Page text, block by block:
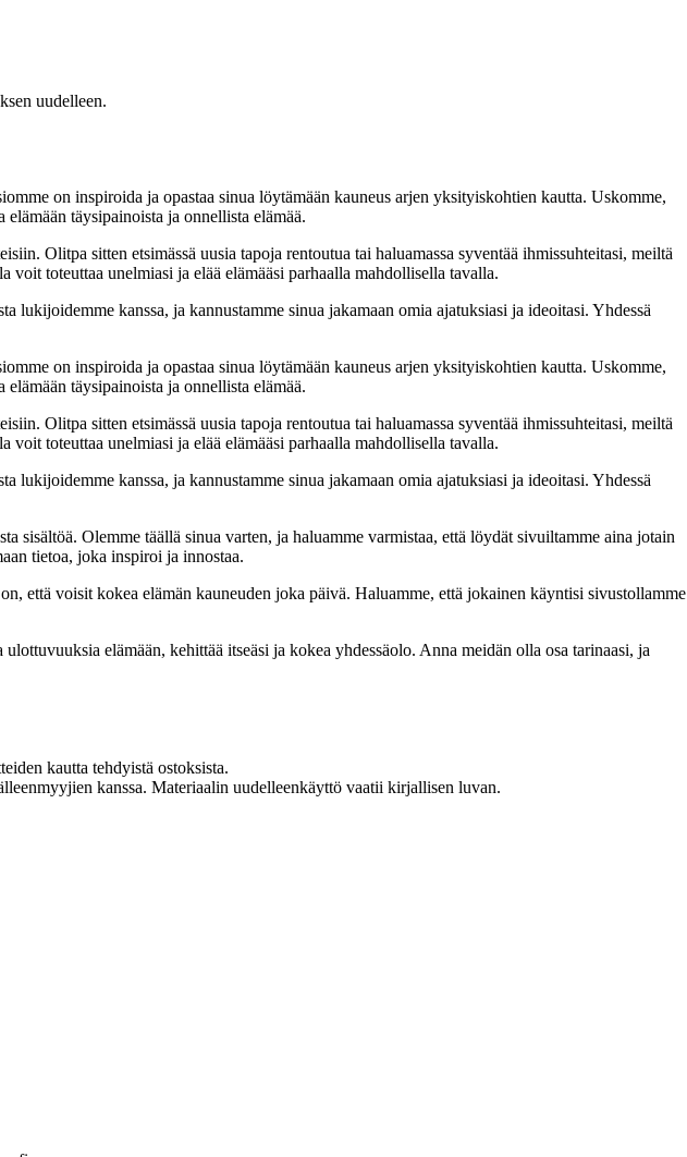
uudelleen.
on inspiroida ja opastaa sinua löytämään kauneus arjen yksityiskohtien kautta. Uskomme,
täysipainoista ja onnellista elämää.
Olitpa sitten etsimässä uusia tapoja rentoutua tai haluamassa syventää ihmissuhteitasi, meiltä
toteuttaa unelmiasi ja elää elämääsi parhaalla mahdollisella tavalla.
kanssa, ja kannustamme sinua jakamaan omia ajatuksiasi ja ideoitasi. Yhdessä
on inspiroida ja opastaa sinua löytämään kauneus arjen yksityiskohtien kautta. Uskomme,
täysipainoista ja onnellista elämää.
Olitpa sitten etsimässä uusia tapoja rentoutua tai haluamassa syventää ihmissuhteitasi, meiltä
toteuttaa unelmiasi ja elää elämääsi parhaalla mahdollisella tavalla.
kanssa, ja kannustamme sinua jakamaan omia ajatuksiasi ja ideoitasi. Yhdessä
Olemme täällä sinua varten, ja haluamme varmistaa, että löydät sivuiltamme aina jotain
tietoa, joka inspiroi ja innostaa.
että voisit kokea elämän kauneuden joka päivä. Haluamme, että jokainen käyntisi sivustollamme
elämään, kehittää itseäsi ja kokea yhdessäolo. Anna meidän olla osa tarinaasi, ja
kautta tehdyistä ostoksista.
kanssa. Materiaalin uudelleenkäyttö vaatii kirjallisen luvan.